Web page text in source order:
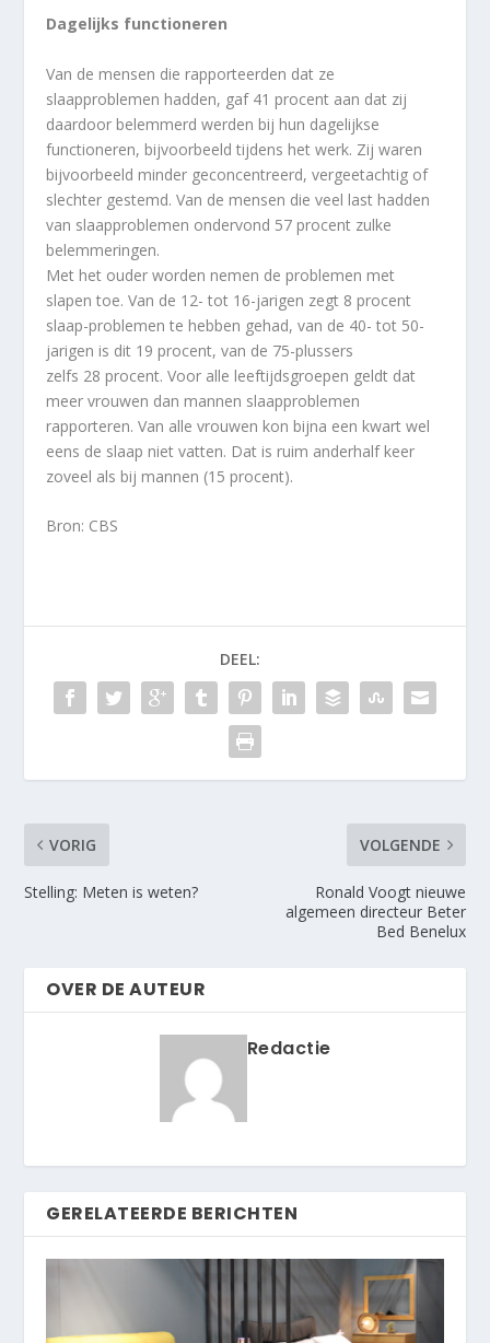
Dagelijks functioneren
Van de mensen die rapporteerden dat ze
slaapproblemen hadden, gaf 41 procent aan dat zij
daardoor belemmerd werden bij hun dagelijkse
functioneren, bijvoorbeeld tijdens het werk. Zij waren
bijvoorbeeld minder geconcentreerd, vergeetachtig of
slechter gestemd. Van de mensen die veel last hadden
van slaapproblemen ondervond 57 procent zulke
belemmeringen.
Met het ouder worden nemen de problemen met
slapen toe. Van de 12- tot 16-jarigen zegt 8 procent
slaap-problemen te hebben gehad, van de 40- tot 50-
jarigen is dit 19 procent, van de 75-plussers
zelfs 28 procent. Voor alle leeftijdsgroepen geldt dat
meer vrouwen dan mannen slaapproblemen
rapporteren. Van alle vrouwen kon bijna een kwart wel
eens de slaap niet vatten. Dat is ruim anderhalf keer
zoveel als bij mannen (15 procent).
Bron: CBS
DEEL:
VORIG
Stelling: Meten is weten?
VOLGENDE
Ronald Voogt nieuwe
algemeen directeur Beter
Bed Benelux
OVER DE AUTEUR
Redactie
GERELATEERDE BERICHTEN